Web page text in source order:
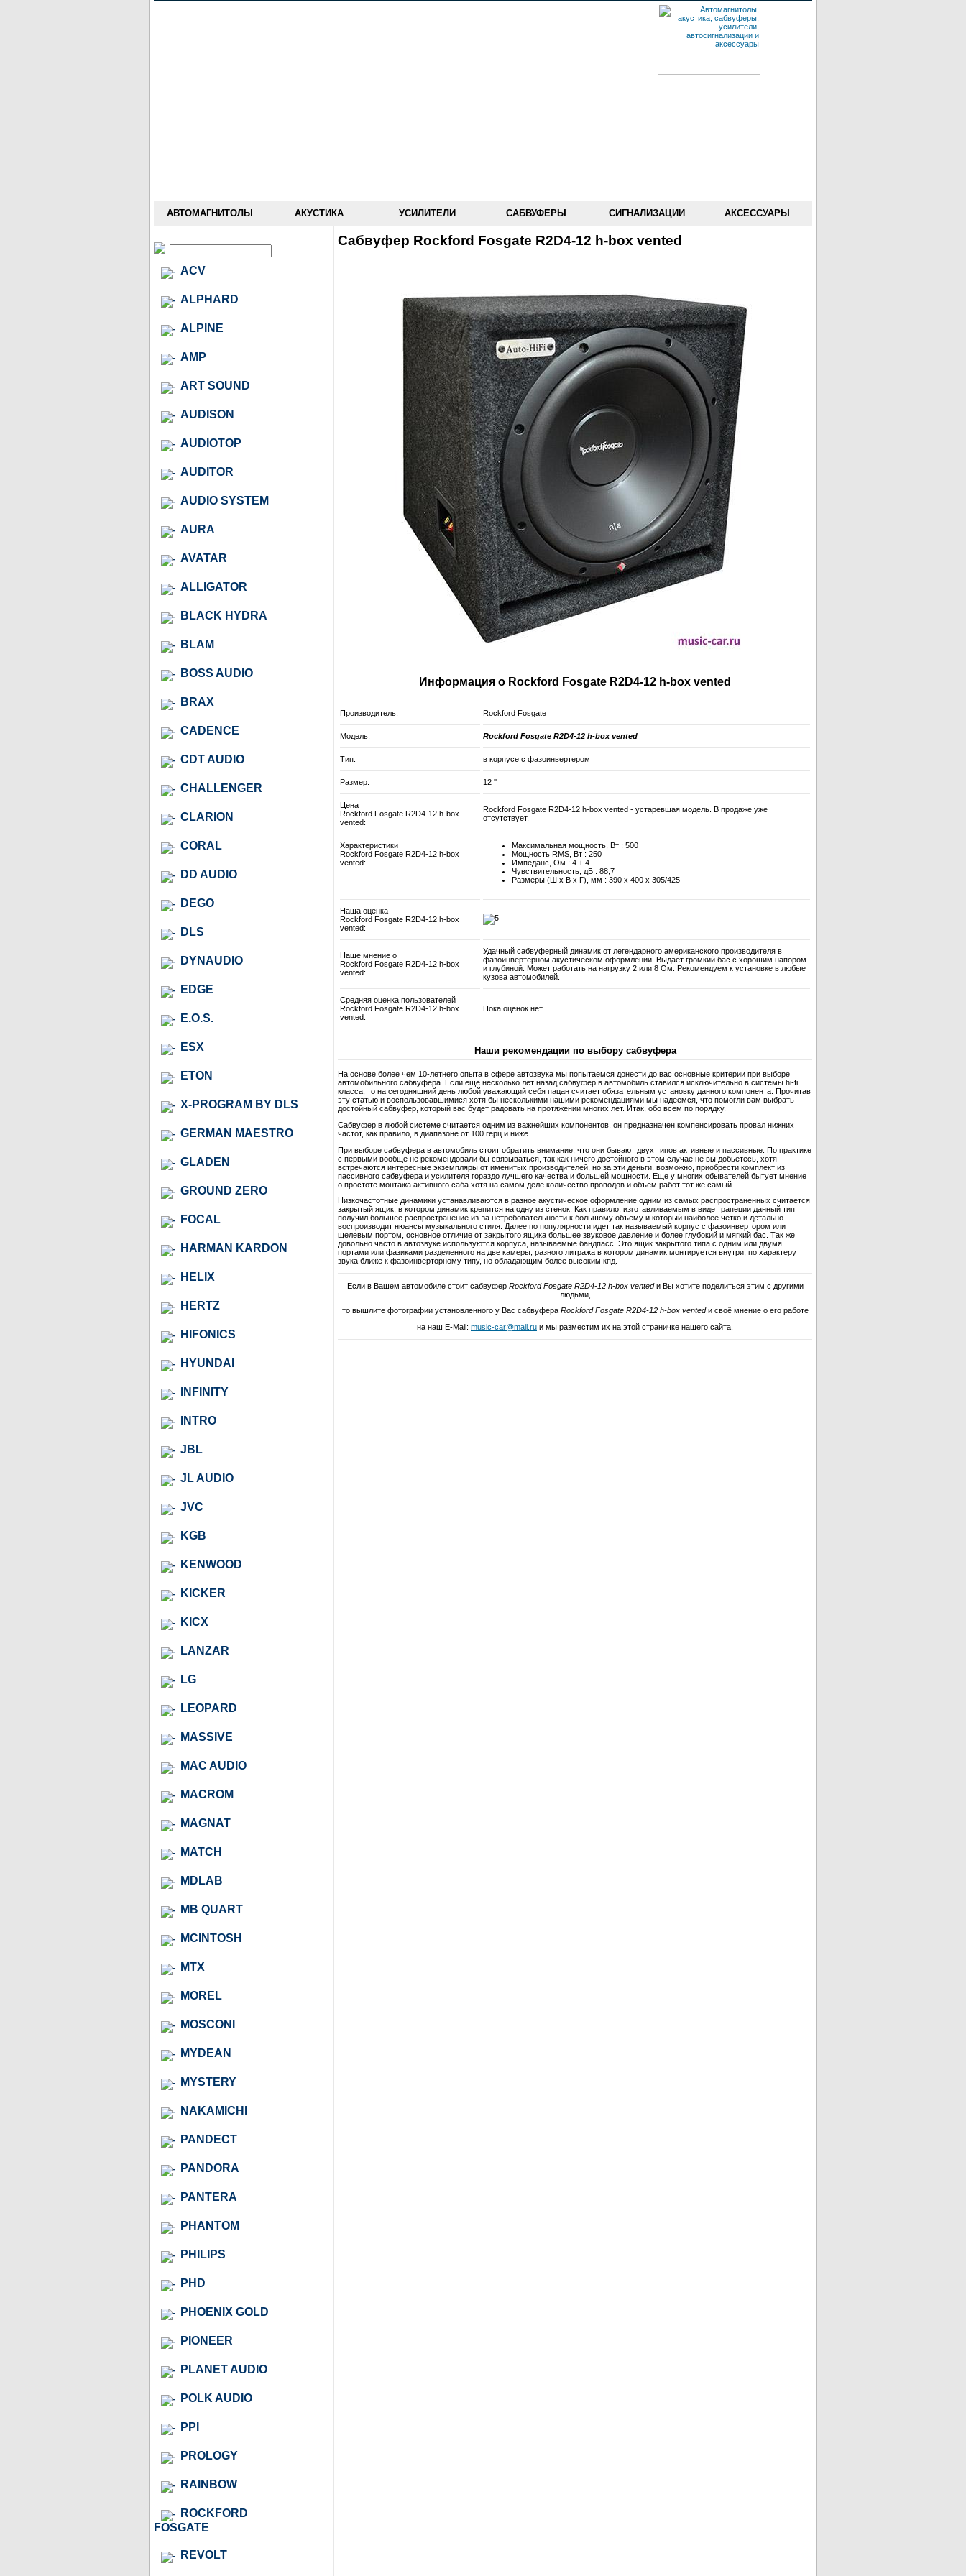
АВТОМАГНИТОЛЫ АКУСТИКА УСИЛИТЕЛИ САБВУФЕРЫ СИГНАЛИЗАЦИИ АКСЕССУАРЫ
ACV
ALPHARD
ALPINE
AMP
ART SOUND
AUDISON
AUDIOTOP
AUDITOR
AUDIO SYSTEM
AURA
AVATAR
ALLIGATOR
BLACK HYDRA
BLAM
BOSS AUDIO
BRAX
CADENCE
CDT AUDIO
CHALLENGER
CLARION
CORAL
DD AUDIO
DEGO
DLS
DYNAUDIO
EDGE
E.O.S.
ESX
ETON
X-PROGRAM BY DLS
GERMAN MAESTRO
GLADEN
GROUND ZERO
FOCAL
HARMAN KARDON
HELIX
HERTZ
HIFONICS
HYUNDAI
INFINITY
INTRO
JBL
JL AUDIO
JVC
KGB
KENWOOD
KICKER
KICX
LANZAR
LG
LEOPARD
MASSIVE
MAC AUDIO
MACROM
MAGNAT
MATCH
MDLAB
MB QUART
MCINTOSH
MTX
MOREL
MOSCONI
MYDEAN
MYSTERY
NAKAMICHI
PANDECT
PANDORA
PANTERA
PHANTOM
PHILIPS
PHD
PHOENIX GOLD
PIONEER
PLANET AUDIO
POLK AUDIO
PPI
PROLOGY
RAINBOW
ROCKFORD
FOSGATE
REVOLT
Сабвуфер Rockford Fosgate R2D4-12 h-box vented
Информация о Rockford Fosgate R2D4-12 h-box vented
Производитель: Rockford Fosgate
Модель: Rockford Fosgate R2D4-12 h-box vented
Тип: в корпусе с фазоинвертером
Размер: 12 ''
Цена
Rockford Fosgate R2D4-12 h-box
vented:
Rockford Fosgate R2D4-12 h-box vented - устаревшая модель. В продаже уже
отсутствует.
Характеристики
Rockford Fosgate R2D4-12 h-box
vented:
Максимальная мощность, Вт : 500
Мощность RMS, Вт : 250
Импеданс, Ом : 4 + 4
Чувствительность, дБ : 88,7
Размеры (Ш x В x Г), мм : 390 x 400 x 305/425
Наша оценка
Rockford Fosgate R2D4-12 h-box
vented:
Наше мнение о
Rockford Fosgate R2D4-12 h-box
vented:
Удачный сабвуферный динамик от легендарного американского производителя в
фазоинвертерном акустическом оформлении. Выдает громкий бас с хорошим напором
и глубиной. Может работать на нагрузку 2 или 8 Ом. Рекомендуем к установке в любые
кузова автомобилей.
Средняя оценка пользователей
Rockford Fosgate R2D4-12 h-box
vented:
Пока оценок нет
Наши рекомендации по выбору сабвуфера
На основе более чем 10-летнего опыта в сфере автозвука мы попытаемся донести до вас основные критерии при выборе
автомобильного сабвуфера. Если еще несколько лет назад сабвуфер в автомобиль ставился исключительно в системы hi-fi
класса, то на сегодняшний день любой уважающий себя пацан считает обязательным установку данного компонента. Прочитав
эту статью и воспользовавшимися хотя бы несколькими нашими рекомендациями мы надеемся, что помогли вам выбрать
достойный сабвуфер, который вас будет радовать на протяжении многих лет. Итак, обо всем по порядку.
Сабвуфер в любой системе считается одним из важнейших компонентов, он предназначен компенсировать провал нижних
частот, как правило, в диапазоне от 100 герц и ниже.
При выборе сабвуфера в автомобиль стоит обратить внимание, что они бывают двух типов активные и пассивные. По практике
с первыми вообще не рекомендовали бы связываться, так как ничего достойного в этом случае не вы добьетесь, хотя
встречаются интересные экземпляры от именитых производителей, но за эти деньги, возможно, приобрести комплект из
пассивного сабвуфера и усилителя гораздо лучшего качества и большей мощности. Еще у многих обывателей бытует мнение
о простоте монтажа активного саба хотя на самом деле количество проводов и объем работ тот же самый.
Низкочастотные динамики устанавливаются в разное акустическое оформление одним из самых распространенных считается
закрытый ящик, в котором динамик крепится на одну из стенок. Как правило, изготавливаемым в виде трапеции данный тип
получил большее распространение из-за нетребовательности к большому объему и который наиболее четко и детально
воспроизводит нюансы музыкального стиля. Далее по популярности идет так называемый корпус с фазоинвертором или
щелевым портом, основное отличие от закрытого ящика большее звуковое давление и более глубокий и мягкий бас. Так же
довольно часто в автозвуке используются корпуса, называемые бандпасс. Это ящик закрытого типа с одним или двумя
портами или фазиками разделенного на две камеры, разного литража в котором динамик монтируется внутри, по характеру
звука ближе к фазоинверторному типу, но обладающим более высоким кпд.
Если в Вашем автомобиле стоит сабвуфер Rockford Fosgate R2D4-12 h-box ventedи Вы хотите поделиться этим с другими
людьми,
то вышлите фотографии установленного у Вас сабвуфера Rockford Fosgate R2D4-12 h-box ventedи своё мнение о его работе
на наш E-Mail: music-car@mail.ru и мы разместим их на этой страничке нашего сайта.